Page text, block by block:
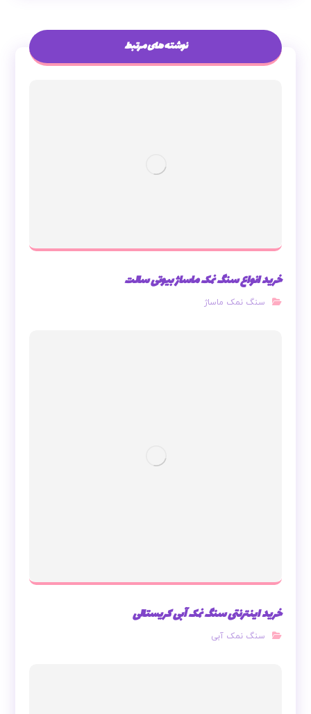
نوشته های مرتبط
خرید انواع سنگ نمک ماساژ بیوتی سالت
سنگ نمک ماساژ
خرید اینترنتی سنگ نمک آبی کریستالی
سنگ نمک آبی